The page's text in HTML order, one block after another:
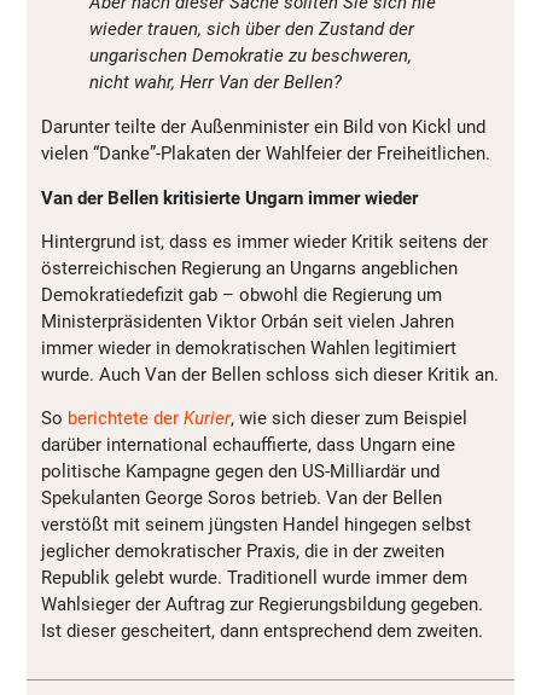
wieder trauen, sich über den Zustand der
ungarischen Demokratie zu beschweren,
nicht wahr, Herr Van der Bellen?
Darunter teilte der Außenminister ein Bild von Kickl und
vielen “Danke”-Plakaten der Wahlfeier der Freiheitlichen.
Van der Bellen kritisierte Ungarn immer wieder
Hintergrund ist, dass es immer wieder Kritik seitens der
österreichischen Regierung an Ungarns angeblichen
Demokratiedefizit gab – obwohl die Regierung um
Ministerpräsidenten Viktor Orbán seit vielen Jahren
immer wieder in demokratischen Wahlen legitimiert
wurde. Auch Van der Bellen schloss sich dieser Kritik an.
So berichtete der Kurier, wie sich dieser zum Beispiel
darüber international echauffierte, dass Ungarn eine
politische Kampagne gegen den US-Milliardär und
Spekulanten George Soros betrieb. Van der Bellen
verstößt mit seinem jüngsten Handel hingegen selbst
jeglicher demokratischer Praxis, die in der zweiten
Republik gelebt wurde. Traditionell wurde immer dem
Wahlsieger der Auftrag zur Regierungsbildung gegeben.
Ist dieser gescheitert, dann entsprechend dem zweiten.